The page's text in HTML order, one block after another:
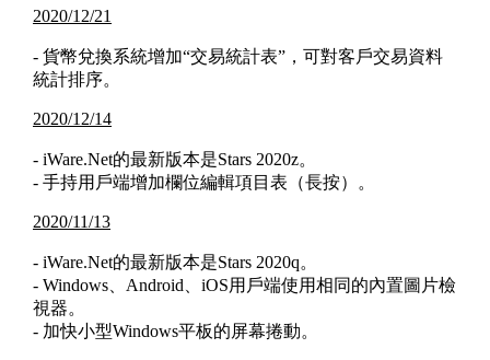
2020/12/21
- 貨幣兌換系統增加“交易統計表”，可對客戶交易資料
統計排序。
2020/12/14
- iWare.Net的最新版本是Stars 2020z。
- 手持用戶端增加欄位編輯項目表（長按）。
2020/11/13
- iWare.Net的最新版本是Stars 2020q。
- Windows、Android、iOS用戶端使用相同的內置圖片檢
視器。
- 加快小型Windows平板的屏幕捲動。